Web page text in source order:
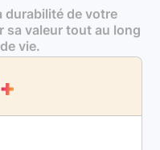
durabilité de votre
sa valeur tout au long
vie.